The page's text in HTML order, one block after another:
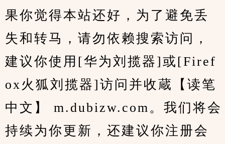
果你觉得本站还好，为了避免丢
失和转马，请勿依赖搜索访问，
建议你使用[华为刘揽器]或[Firef
ox火狐刘揽器]访问并收蔵【读笔
中文】 m.dubizw.com。我们将会
持续为你更新，还建议你注册会